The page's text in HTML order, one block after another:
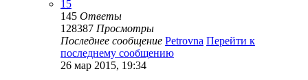
15
145 Ответы
128387 Просмотры
Последнее сообщение Petrovna Перейти к
последнему сообщению
26 мар 2015, 19:34